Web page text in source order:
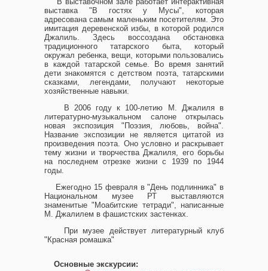
выставка "В гостях у Мусы", которая
адресована самым маленьким посетителям. Это
имитация деревенской избы, в которой родился
Джалиль. Здесь воссоздана обстановка
традиционного татарского быта, который
окружал ребенка, вещи, которыми пользовались
в каждой татарской семье. Во время занятий
дети знакомятся с детством поэта, татарскими
сказками, легендами, получают некоторые
хозяйственные навыки.
В 2006 году к 100-летию М. Джалиля в
литературно-музыкальном салоне открылась
новая экспозиция "Поэзия, любовь, война".
Название экспозиции не является цитатой из
произведения поэта. Оно условно и раскрывает
тему жизни и творчества Джалиля, его борьбы
на последнем отрезке жизни с 1939 по 1944
годы.
Ежегодно 15 февраля в "День подлинника" в
Национальном музее РТ выставляются
знаменитые "Моабитские тетради", написанные
М. Джалилем в фашистских застенках.
При музее действует литературный клуб
"Красная ромашка"
Основные экскурсии: